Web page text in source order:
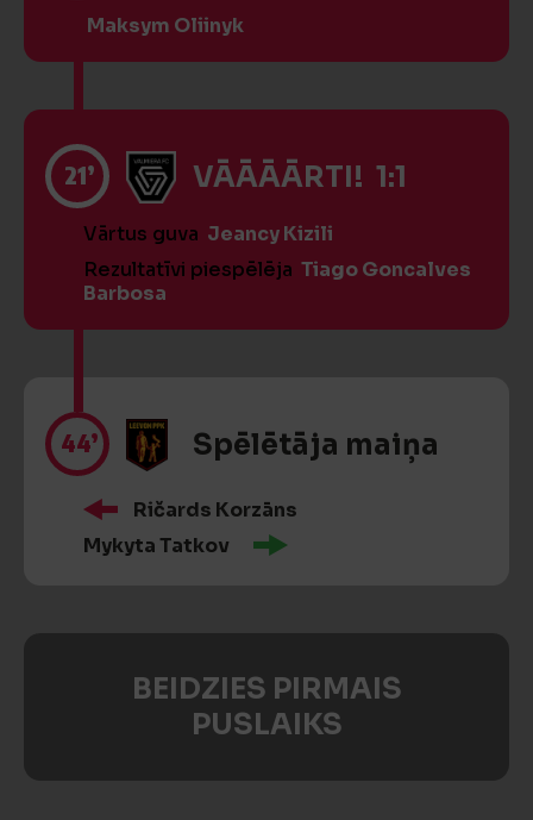
Maksym Oliinyk
21’ VĀĀĀĀRTI! 1:1
Vārtus guva Jeancy Kizili
Rezultatīvi piespēlēja Tiago Goncalves
Barbosa
44’ Spēlētāja maiņa
Ričards Korzāns
Mykyta Tatkov
BEIDZIES PIRMAIS
PUSLAIKS